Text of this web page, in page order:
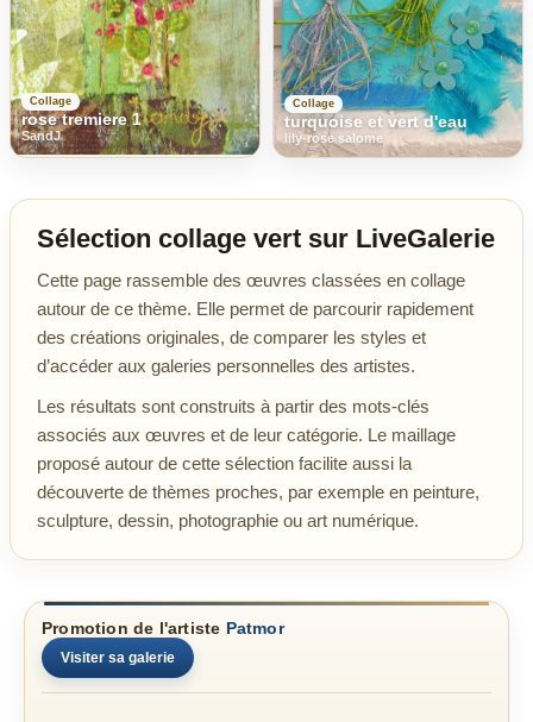
Collage
rose tremiere 1
SandJ
Collage
turquoise et vert d'eau
lily-rose salome
Sélection collage vert sur LiveGalerie
Cette page rassemble des œuvres classées en collage
autour de ce thème. Elle permet de parcourir rapidement
des créations originales, de comparer les styles et
d’accéder aux galeries personnelles des artistes.
Les résultats sont construits à partir des mots-clés
associés aux œuvres et de leur catégorie. Le maillage
proposé autour de cette sélection facilite aussi la
découverte de thèmes proches, par exemple en peinture,
sculpture, dessin, photographie ou art numérique.
Promotion de l'artiste Patmor
Visiter sa galerie